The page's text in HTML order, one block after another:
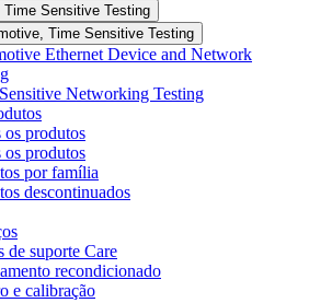
Sensitive Testing
Time Sensitive Testing
Ethernet Device and Network
Networking Testing
os produtos
os produtos
por família
descontinuados
de suporte Care
recondicionado
e calibração